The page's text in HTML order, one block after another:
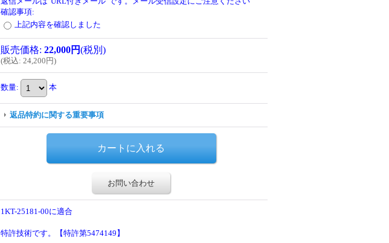
確認事項:
上記内容を確認しました
販売価格: 22,000円(税別)
(税込: 24,200円)
数量: 本
返品特約に関する重要事項
お問い合わせ
1KT-25181-00に適合
特許技術です。【特許第5474149】